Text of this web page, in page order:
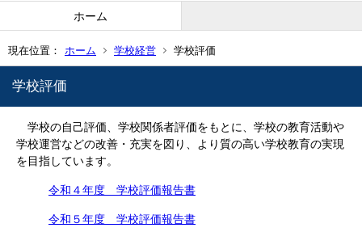
ホーム
現在位置： ホーム 学校経営 学校評価
学校評価
学校の自己評価、学校関係者評価をもとに、学校の教育活動や
学校運営などの改善・充実を図り、より質の高い学校教育の実現
を目指しています。
令和４年度 学校評価報告書
令和５年度 学校評価報告書